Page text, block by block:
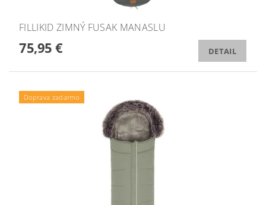
FILLIKID ZIMNÝ FUSAK MANASLU
75,95 € DETAIL
Doprava zadarmo